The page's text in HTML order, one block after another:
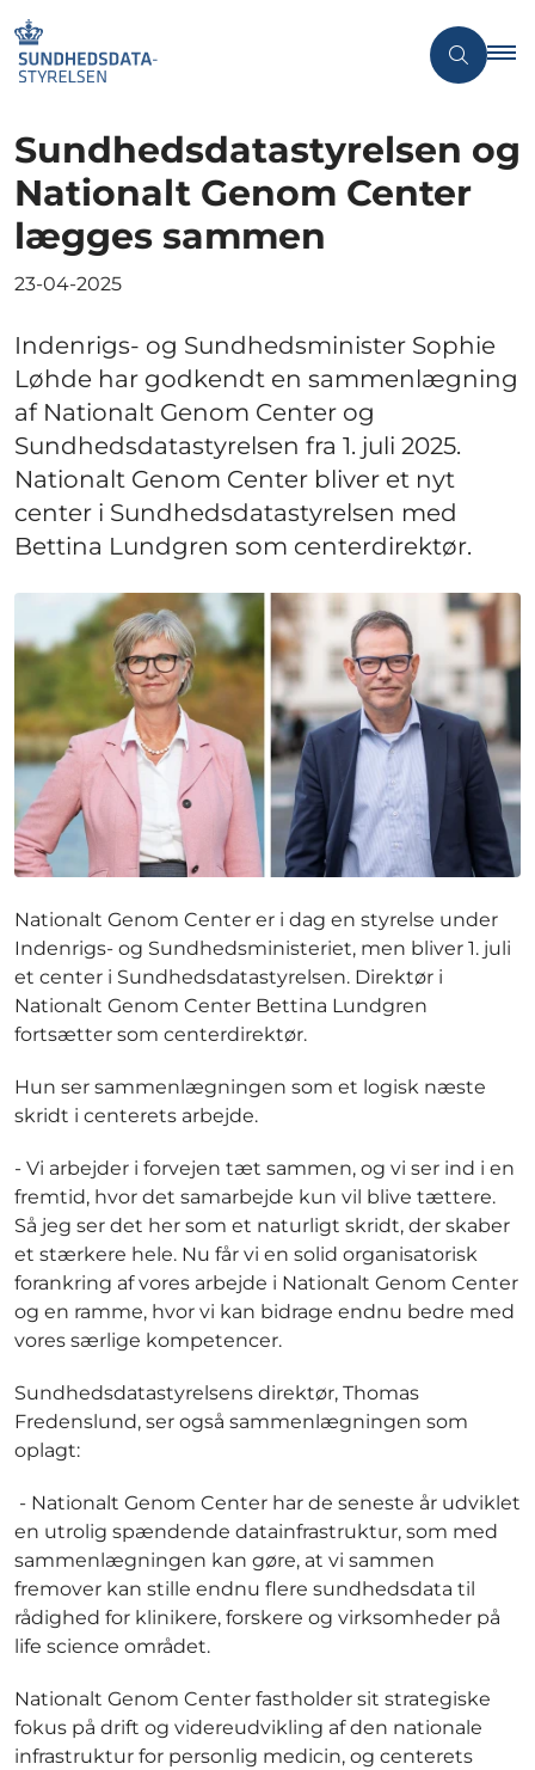
Sundhedsdatastyrelsen og
Nationalt Genom Center
lægges sammen
23-04-2025
Indenrigs- og Sundhedsminister Sophie
Løhde har godkendt en sammenlægning
af Nationalt Genom Center og
Sundhedsdatastyrelsen fra 1. juli 2025.
Nationalt Genom Center bliver et nyt
center i Sundhedsdatastyrelsen med
Bettina Lundgren som centerdirektør.
Nationalt Genom Center er i dag en styrelse under
Indenrigs- og Sundhedsministeriet, men bliver 1. juli
et center i Sundhedsdatastyrelsen. Direktør i
Nationalt Genom Center Bettina Lundgren
fortsætter som centerdirektør.
Hun ser sammenlægningen som et logisk næste
skridt i centerets arbejde.
- Vi arbejder i forvejen tæt sammen, og vi ser ind i en
fremtid, hvor det samarbejde kun vil blive tættere.
Så jeg ser det her som et naturligt skridt, der skaber
et stærkere hele. Nu får vi en solid organisatorisk
forankring af vores arbejde i Nationalt Genom Center
og en ramme, hvor vi kan bidrage endnu bedre med
vores særlige kompetencer.
Sundhedsdatastyrelsens direktør, Thomas
Fredenslund, ser også sammenlægningen som
oplagt:
- Nationalt Genom Center har de seneste år udviklet
en utrolig spændende datainfrastruktur, som med
sammenlægningen kan gøre, at vi sammen
fremover kan stille endnu flere sundhedsdata til
rådighed for klinikere, forskere og virksomheder på
life science området.
Nationalt Genom Center fastholder sit strategiske
fokus på drift og videreudvikling af den nationale
infrastruktur for personlig medicin, og centerets